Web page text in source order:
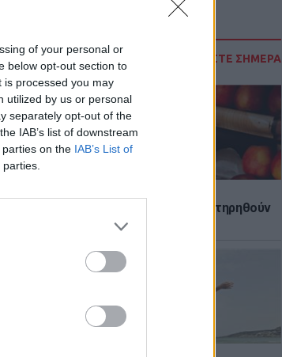
of your personal or
below opt-out section to
processed you may
utilized by us or personal
separately opt-out of the
IAB’s list of downstream
on the IAB’s List of
ΔΙΑΒΑΣΤΕ ΣΗΜΕΡΑ
6 φρούτα που μπορουν να διατηρηθούν
εκτός ψυγείου το καλοκαίρι